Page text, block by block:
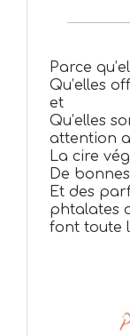
Parce
Qu’elles
et
Qu’elles
attention
La cire
De
Et des
phtalates
font toute